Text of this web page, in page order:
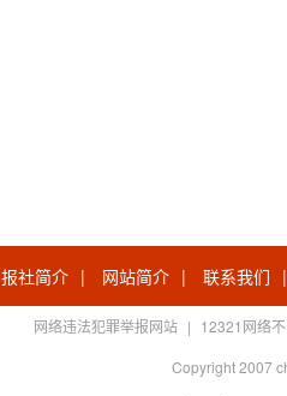
报社简介 | 网站简介 | 联系我们
网络违法犯罪举报网站 | 12321网络
Copyright 2007